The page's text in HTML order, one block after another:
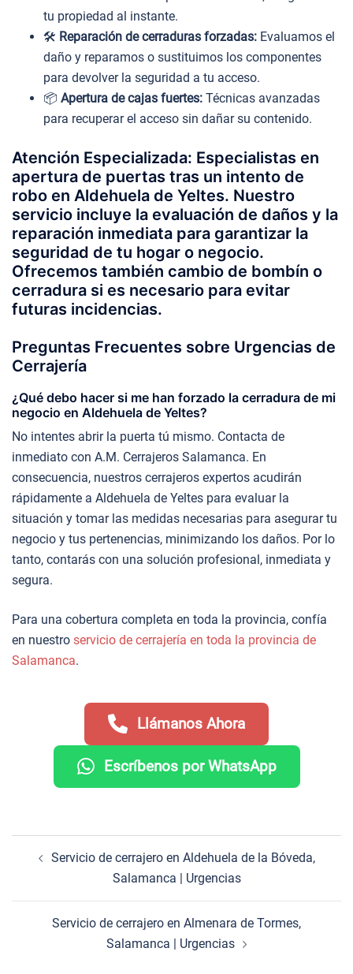
tu propiedad al instante.
🛠️ Reparación de cerraduras forzadas: Evaluamos el
daño y reparamos o sustituimos los componentes
para devolver la seguridad a tu acceso.
📦 Apertura de cajas fuertes: Técnicas avanzadas
para recuperar el acceso sin dañar su contenido.
Atención Especializada: Especialistas en
apertura de puertas tras un intento de
robo en Aldehuela de Yeltes. Nuestro
servicio incluye la evaluación de daños y la
reparación inmediata para garantizar la
seguridad de tu hogar o negocio.
Ofrecemos también cambio de bombín o
cerradura si es necesario para evitar
futuras incidencias.
Preguntas Frecuentes sobre Urgencias de
Cerrajería
¿Qué debo hacer si me han forzado la cerradura de mi
negocio en Aldehuela de Yeltes?
No intentes abrir la puerta tú mismo. Contacta de
inmediato con A.M. Cerrajeros Salamanca. En
consecuencia, nuestros cerrajeros expertos acudirán
rápidamente a Aldehuela de Yeltes para evaluar la
situación y tomar las medidas necesarias para asegurar tu
negocio y tus pertenencias, minimizando los daños. Por lo
tanto, contarás con una solución profesional, inmediata y
segura.
Para una cobertura completa en toda la provincia, confía
en nuestro servicio de cerrajería en toda la provincia de
Salamanca.
Llámanos Ahora
Escríbenos por WhatsApp
Servicio de cerrajero en Aldehuela de la Bóveda,
Salamanca | Urgencias
Servicio de cerrajero en Almenara de Tormes,
Salamanca | Urgencias